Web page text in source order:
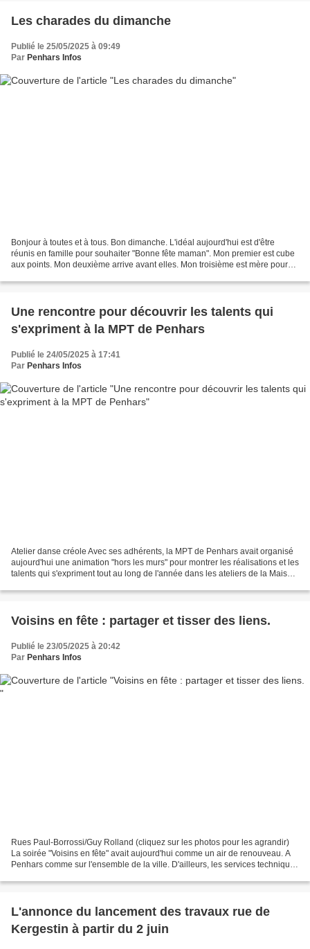
Les charades du dimanche
Publié le 25/05/2025 à 09:49
Par Penhars Infos
Bonjour à toutes et à tous. Bon dimanche. L'idéal aujourd'hui est d'être
réunis en famille pour souhaiter "Bonne fête maman". Mon premier est cube
aux points. Mon deuxième arrive avant elles. Mon troisième est mère pour
Une rencontre pour découvrir les talents qui
s'expriment à la MPT de Penhars
Publié le 24/05/2025 à 17:41
Par Penhars Infos
Atelier danse créole Avec ses adhérents, la MPT de Penhars avait organisé
aujourd'hui une animation "hors les murs" pour montrer les réalisations et les
talents qui s'expriment tout au long de l'année dans les ateliers de la Maison.
Voisins en fête : partager et tisser des liens.
Publié le 23/05/2025 à 20:42
Par Penhars Infos
Rues Paul-Borrossi/Guy Rolland (cliquez sur les photos pour les agrandir)
La soirée "Voisins en fête" avait aujourd'hui comme un air de renouveau. A
Penhars comme sur l'ensemble de la ville. D'ailleurs, les services techniques
L'annonce du lancement des travaux rue de
Kergestin à partir du 2 juin